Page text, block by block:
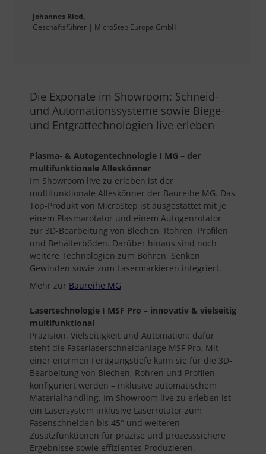
Johannes Ried,
Geschäftsführer | MicroStep Europa GmbH
Die Exponate im Showroom: Schneid-
und Automationssysteme sowie Biege-
und Entgrattechnologien live erleben
Plasma- & Autogentechnologie I MG – der
multifunktionale Alleskönner
Im Showroom live zu erleben ist der
multifunktionale Alleskönner der Baureihe MG. Das
Top-Produkt von MicroStep ist ausgestattet mit je
einem Plasmarotator und einem Autogenrotator
zur 3D-Bearbeitung von Blechen, Rohren, Profilen
und Behälterböden. Darüber hinaus sind noch
weitere Technologien zum Bohren, Senken,
Gewinden sowie zum Lasermarkieren integriert.
Mehr zur Baureihe MG
Lasertechnologie I MSF Pro – innovativ & vielseitig
multifunktional
Präzision, Vielseitigkeit und Automation: dafür
steht die Faserlaserschneidanlage MSF Pro. Mit
einer enormen Fertigungstiefe kann sie für die 3D-
Bearbeitung von Blechen, Rohren und Profilen
konfiguriert werden – inklusive automatischem
Materialhandling. Im Showroom live zu erleben ist
ein Lasersystem inklusive Laserrotator zum
Fasenschneiden bis 45° und weiteren
Zusatzfunktionen für präzise und prozesssichere
Ergebnisse sowie effizientes Produzieren.